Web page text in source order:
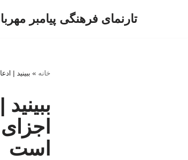
تارنمای فرهنگی پیامبر
خانه » ببینید |
است